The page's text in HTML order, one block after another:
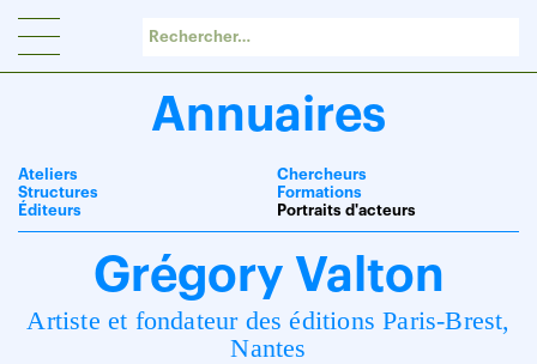
Annuaires
Ateliers
Structures
Éditeurs
Chercheurs
Formations
Portraits d'acteurs
Grégory Valton
Artiste et fondateur des éditions Paris-Brest,
Nantes